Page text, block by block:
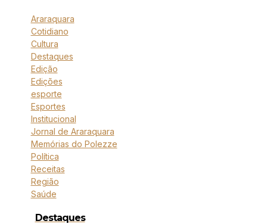
Araraquara
Cotidiano
Cultura
Destaques
Edição
Edições
esporte
Esportes
Institucional
Jornal de Araraquara
Memórias do Polezze
Política
Receitas
Região
Saúde
Destaques